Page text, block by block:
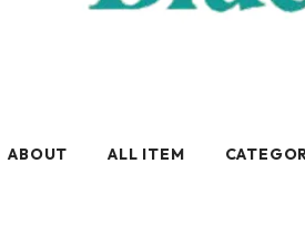
ABOUT ALL ITEM